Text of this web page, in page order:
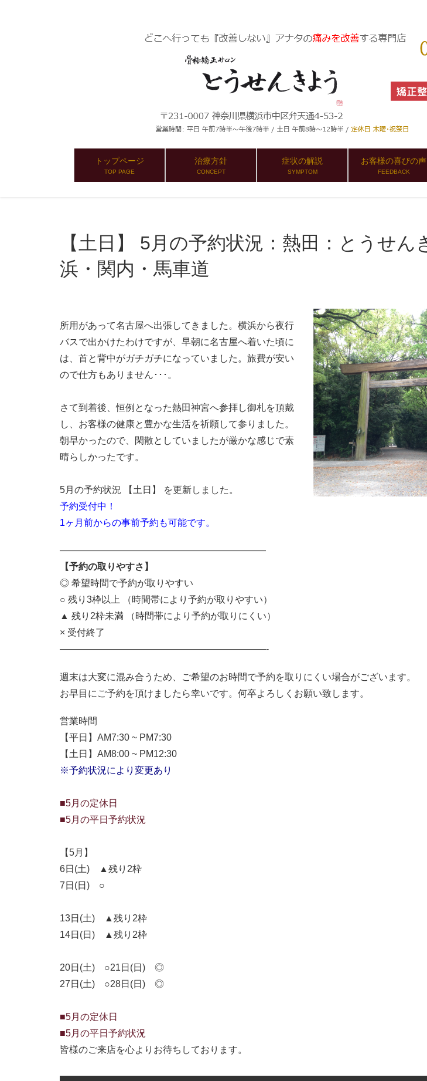
トップページ
TOP PAGE
治療方針
CONCEPT
症状の解説
SYMPTOM
お客様の喜びの声
FEEDBACK
【土日】 5月の予約状況：熱田：とうせんきょう 横
浜・関内・馬車道
所用があって名古屋へ出張してきました。横浜から夜行
バスで出かけたわけですが、早朝に名古屋へ着いた頃に
は、首と背中がガチガチになっていました。旅費が安い
ので仕方もありません･･･。
さて到着後、恒例となった熱田神宮へ参拝し御札を頂戴
し、お客様の健康と豊かな生活を祈願して参りました。
朝早かったので、閑散としていましたが厳かな感じで素
晴らしかったです。
5月の予約状況 【土日】 を更新しました。
予約受付中！
1ヶ月前からの事前予約も可能です。
——————————————————————
【予約の取りやすさ】
◎ 希望時間で予約が取りやすい
○ 残り3枠以上 （時間帯により予約が取りやすい）
▲ 残り2枠未満 （時間帯により予約が取りにくい）
× 受付終了
——————————————————————-
週末は大変に混み合うため、ご希望のお時間で予約を取りにくい場合がございます。
お早目にご予約を頂けましたら幸いです。何卒よろしくお願い致します。
営業時間
【平日】AM7:30 ~ PM7:30
【土日】AM8:00 ~ PM12:30
※予約状況により変更あり
■5月の定休日
■5月の平日予約状況
【5月】
6日(土) ▲残り2枠
7日(日) ○
13日(土) ▲残り2枠
14日(日) ▲残り2枠
20日(土) ○21日(日) ◎
27日(土) ○28日(日) ◎
■5月の定休日
■5月の平日予約状況
皆様のご来店を心よりお待ちしております。